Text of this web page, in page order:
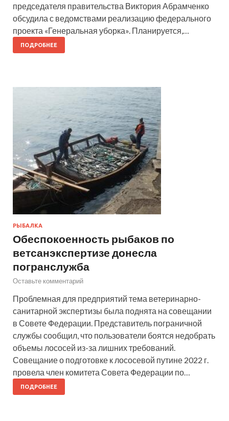
председателя правительства Виктория Абрамченко
обсудила с ведомствами реализацию федерального
проекта «Генеральная уборка». Планируется,…
ПОДРОБНЕЕ
РЫБАЛКА
Обеспокоенность рыбаков по
ветсанэкспертизе донесла
погранслужба
Оставьте комментарий
Проблемная для предприятий тема ветеринарно-
санитарной экспертизы была поднята на совещании
в Совете Федерации. Представитель пограничной
службы сообщил, что пользователи боятся недобрать
объемы лососей из-за лишних требований.
Совещание о подготовке к лососевой путине 2022 г.
провела член комитета Совета Федерации по…
ПОДРОБНЕЕ